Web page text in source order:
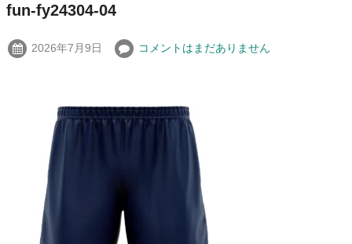
fun-fy24304-04
2026年7月9日 コメントはまだありません